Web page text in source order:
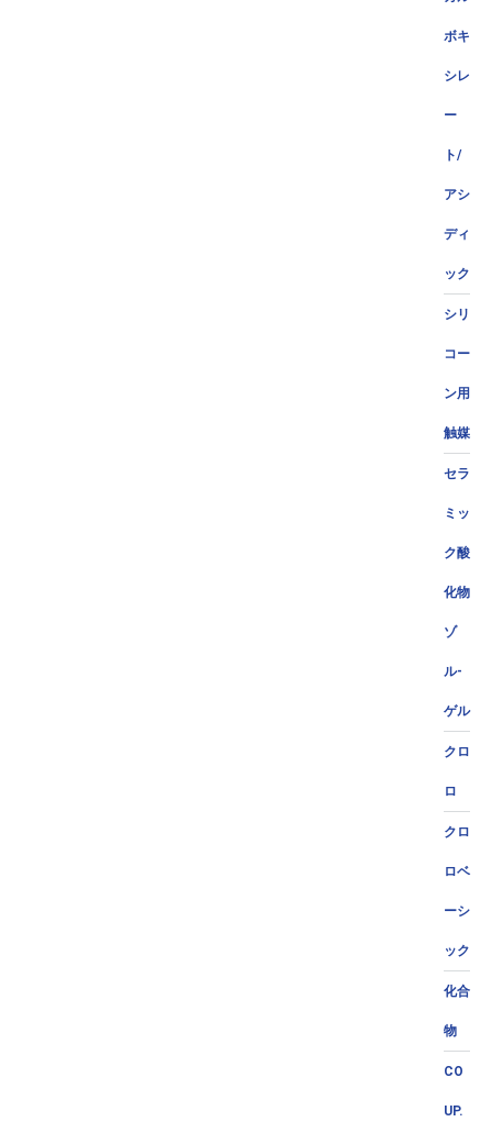
ボキ
シレ
ー
ト/
アシ
ディ
ック
シリ
コー
ン用
触媒
セラ
ミッ
ク酸
化物
ゾ
ル-
ゲル
クロ
ロ
クロ
ロベ
ーシ
ック
化合
物
CO
UP.